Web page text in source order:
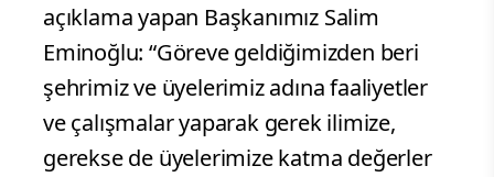
açıklama yapan Başkanımız Salim
Eminoğlu: “Göreve geldiğimizden beri
şehrimiz ve üyelerimiz adına faaliyetler
ve çalışmalar yaparak gerek ilimize,
gerekse de üyelerimize katma değerler